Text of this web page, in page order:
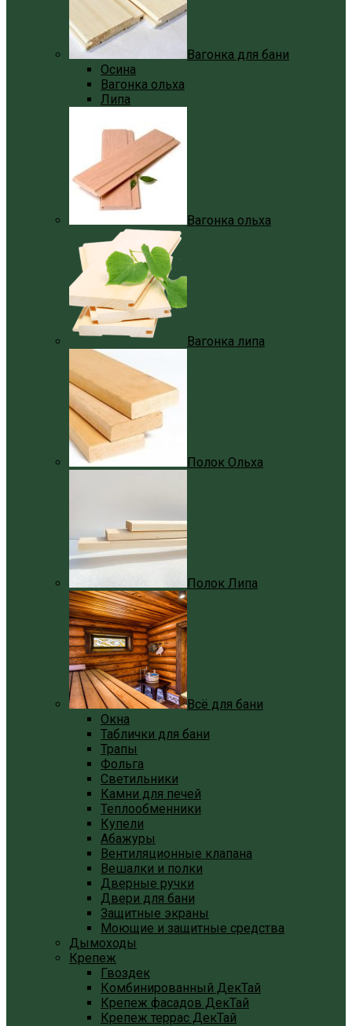
Вагонка для бани
Осина
Вагонка ольха
Липа
Вагонка ольха
Вагонка липа
Полок Ольха
Полок Липа
Всё для бани
Окна
Таблички для бани
Трапы
Фольга
Светильники
Камни для печей
Теплообменники
Купели
Абажуры
Вентиляционные клапана
Вешалки и полки
Дверные ручки
Двери для бани
Защитные экраны
Моющие и защитные средства
Дымоходы
Крепеж
Гвоздек
Комбинированный ДекТай
Крепеж фасадов ДекТай
Крепеж террас ДекТай